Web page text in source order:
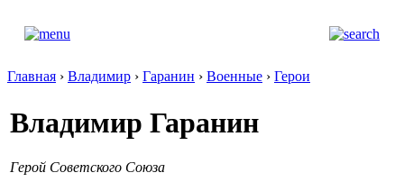
Главная › Владимир › Гаранин › Военные › Герои
Владимир Гаранин
Герой Советского Союза